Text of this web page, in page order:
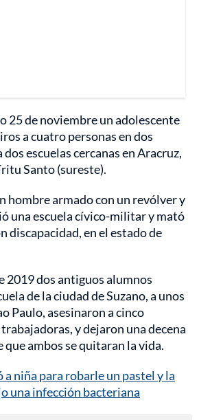
25 de noviembre un adolescente
a cuatro personas en dos
escuelas cercanas en Aracruz,
Santo (sureste).
hombre armado con un revólver y
una escuela cívico-militar y mató
discapacidad, en el estado de
2019 dos antiguos alumnos
de la ciudad de Suzano, a unos
Paulo, asesinaron a cinco
y dejaron una decena
que ambos se quitaran la vida.
a niña para robarle un pastel y la
una infección bacteriana